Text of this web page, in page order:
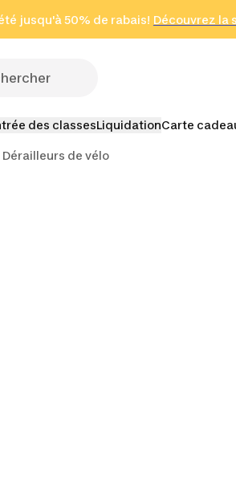
jusqu'à 50% de rabais! Découvrez la
Cliquez ici
en seulement 2
(Zones sélectionnées)
des classesLiquidationCarte
Dérailleurs de vélo